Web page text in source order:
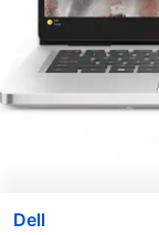
Dell